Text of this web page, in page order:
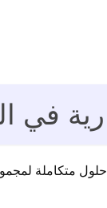
في
متكاملة